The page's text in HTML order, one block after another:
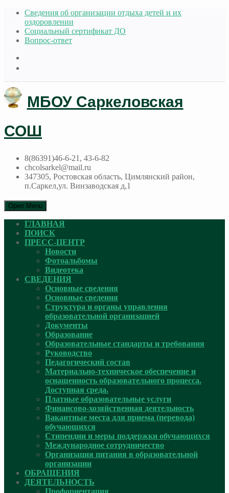
Сведения об организации отдыха детей и их
оздоровлении
Социальный сертификат ДО
Вопрос-ответ
МБОУ Саркеловская
СОШ
8(86391)46-6-21, 43-6-82
chcolsarkel@mail.ru
347305, Ростовская область, Цимлянский район,
п.Саркел,ул. Винзаводская д,1
Open Menu
ГЛАВНАЯ
ПОИСК
ПРЕСС-ЦЕНТР
Новости
Фотоальбомы
Видеотека
СВЕДЕНИЯ
Основные сведения
Основные сведения
Структура и органы управления
образовательной организацией
Документы
Образование
Образовательные стандарты и требования
Руководcтво
Педагогический состав
Материально-техническое обеспечение и
оснащенность образовательного процесса.
Доступная среда.
Платные образовательные услуги
Финансово-хозяйственная деятельность
Вакантные места для приема (перевода)
обучающихся
Стипендии и меры поддержки обучающихся
Международное сотрудничество
Организация питания в образовательной
организации
ОБРАЩЕНИЯ
ДЕЯТЕЛЬНОСТЬ
Профориентация